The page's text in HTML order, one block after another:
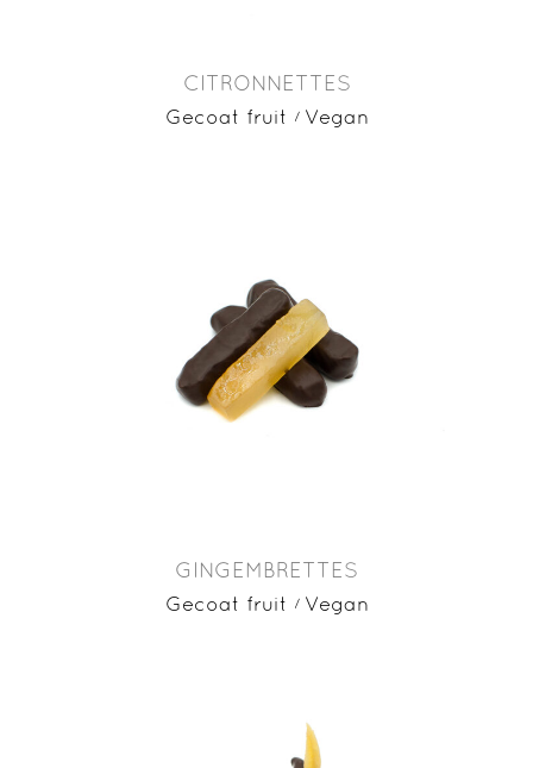
CITRONNETTES
Gecoat fruit Vegan
GINGEMBRETTES
Gecoat fruit Vegan